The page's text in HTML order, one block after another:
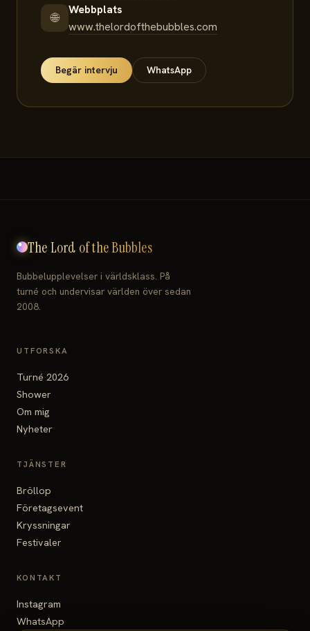
🌐
Webbplats
www.thelordofthebubbles.com
Begär intervju WhatsApp
The Lord of the Bubbles
Bubbelupplevelser i världsklass. På
turné och undervisar världen över sedan
2008.
UTFORSKA
Turné 2026
Shower
Om mig
Nyheter
TJÄNSTER
Bröllop
Företagsevent
Kryssningar
Festivaler
KONTAKT
Instagram
WhatsApp